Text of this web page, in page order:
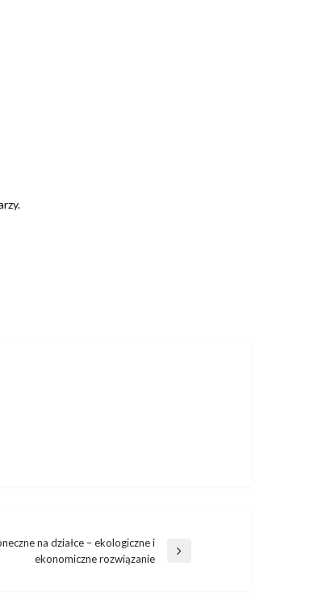
na działce – ekologiczne i
ekonomiczne rozwiązanie